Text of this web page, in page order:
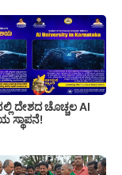
ದೇಶದ ಚೊಚ್ಚಲ AI
ಸ್ಥಾಪನೆ!